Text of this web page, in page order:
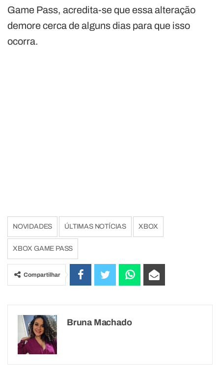
Game Pass, acredita-se que essa alteração
demore cerca de alguns dias para que isso
ocorra.
NOVIDADES ÚLTIMAS NOTÍCIAS XBOX
XBOX GAME PASS
Compartilhar
Bruna Machado